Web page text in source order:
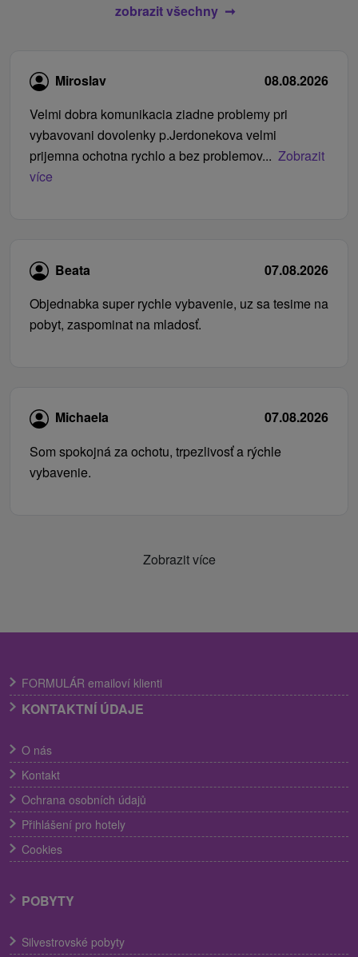
zobrazit všechny
Miroslav
08.08.2026
Velmi dobra komunikacia ziadne problemy pri
vybavovani dovolenky p.Jerdonekova velmi
prijemna ochotna rychlo a bez problemov... Zobrazit
více
Beata
07.08.2026
Objednabka super rychle vybavenie, uz sa tesime na
pobyt, zaspominat na mladosť.
Michaela
07.08.2026
Som spokojná za ochotu, trpezlivosť a rýchle
vybavenie.
Zobrazit více
FORMULÁR emailoví klienti
KONTAKTNÍ ÚDAJE
O nás
Kontakt
Ochrana osobních údajů
Přihlášení pro hotely
Cookies
POBYTY
Silvestrovské pobyty